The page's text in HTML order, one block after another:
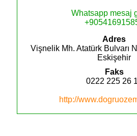
Whatsapp mesaj
Adres
Vişnelik Mh. Atatürk Bulvarı
Eskişehir
Faks
0222 225 26
http://